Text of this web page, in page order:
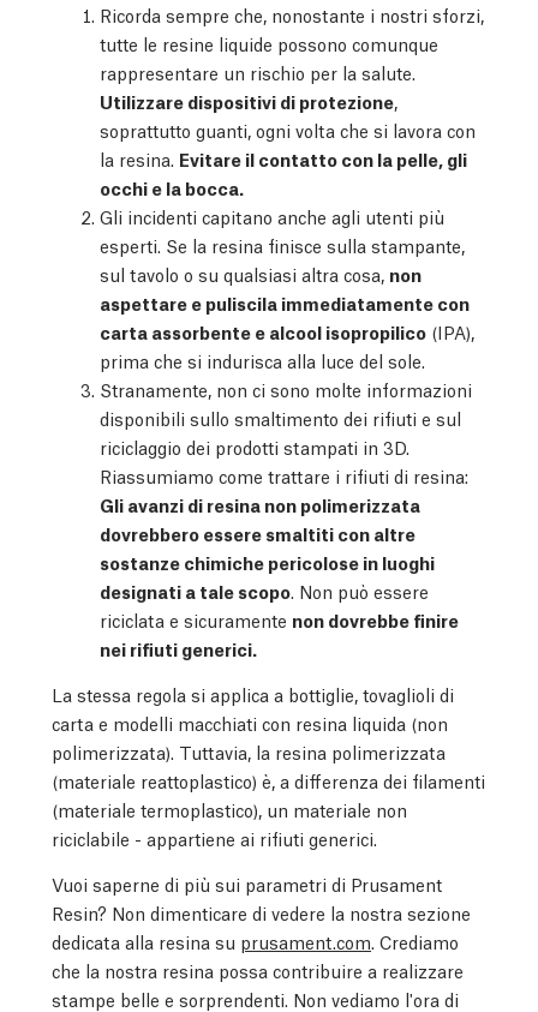
Ricorda sempre che, nonostante i nostri sforzi,
tutte le resine liquide possono comunque
rappresentare un rischio per la salute.
Utilizzare dispositivi di protezione
soprattutto guanti, ogni volta che si lavora con
la resina. Evitare il contatto con la pelle, gli
occhi e la bocca.
Gli incidenti capitano anche agli utenti più
esperti. Se la resina finisce sulla stampante,
sul tavolo o su qualsiasi altra cosa, non
aspettare e puliscila immediatamente con
carta assorbente e alcool isopropilico (IPA),
prima che si indurisca alla luce del sole.
Stranamente, non ci sono molte informazioni
disponibili sullo smaltimento dei rifiuti e sul
riciclaggio dei prodotti stampati in 3D.
Riassumiamo come trattare i rifiuti di resina:
Gli avanzi di resina non polimerizzata
dovrebbero essere smaltiti con altre
sostanze chimiche pericolose in luoghi
designati a tale scopo . Non può essere
riciclata e sicuramente non dovrebbe finire
nei rifiuti generici.
La stessa regola si applica a bottiglie, tovaglioli di
carta e modelli macchiati con resina liquida (non
polimerizzata). Tuttavia, la resina polimerizzata
(materiale reattoplastico) è, a differenza dei filamenti
(materiale termoplastico), un materiale non
riciclabile - appartiene ai rifiuti generici.
Vuoi saperne di più sui parametri di Prusament
Resin? Non dimenticare di vedere la nostra sezione
dedicata alla resina su prusament.com . Crediamo
che la nostra resina possa contribuire a realizzare
stampe belle e sorprendenti. Non vediamo l'ora di